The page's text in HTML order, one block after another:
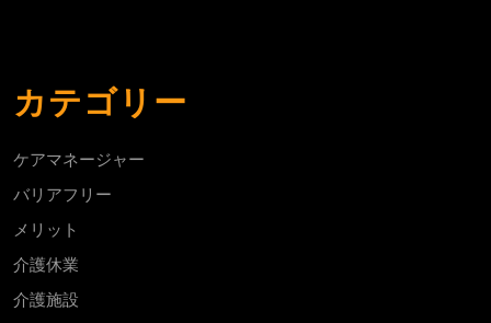
カテゴリー
ケアマネージャー
バリアフリー
メリット
介護休業
介護施設